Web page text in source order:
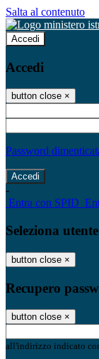
Salta al contenuto
Accedi
Accedi
button close ×
Password
-
Entra con SPID
Seleziona utente
button close ×
Recupero
button close ×
all'indirizzo indicato